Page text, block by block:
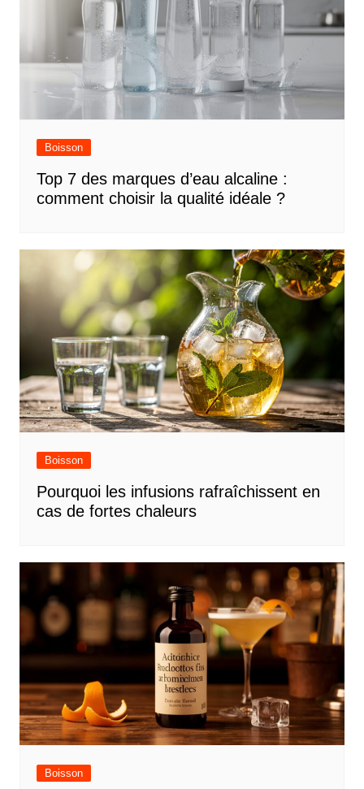
Boisson
Top 7 des marques d’eau alcaline :
comment choisir la qualité idéale ?
Boisson
Pourquoi les infusions rafraîchissent en
cas de fortes chaleurs
Boisson